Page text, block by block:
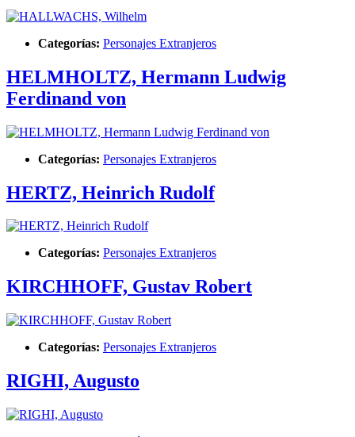
Categorías: Personajes Extranjeros
HELMHOLTZ, Hermann Ludwig
Ferdinand von
Categorías: Personajes Extranjeros
HERTZ, Heinrich Rudolf
Categorías: Personajes Extranjeros
KIRCHHOFF, Gustav Robert
Categorías: Personajes Extranjeros
RIGHI, Augusto